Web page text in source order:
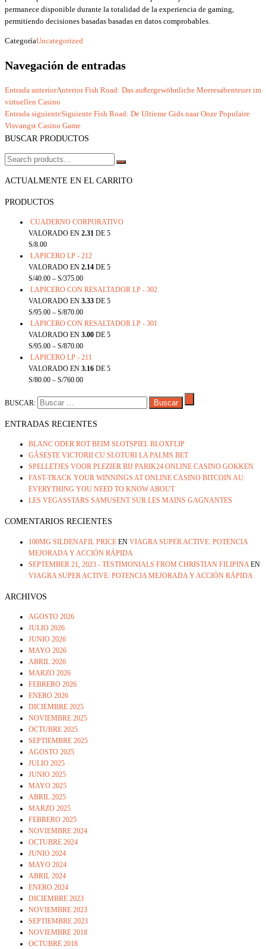
permanece disponible durante la totalidad de la experiencia de gaming,
permitiendo decisiones basadas basadas en datos comprobables.
CategoríaUncategorized
Navegación de entradas
Entrada anteriorAnterior Fish Road: Das außergewöhnliche Meeresabenteuer im
virtuellen Casino
Entrada siguienteSiguiente Fish Road: De Ultieme Gids naar Onze Populaire
Visvangst Casino Game
BUSCAR PRODUCTOS
ACTUALMENTE EN EL CARRITO
PRODUCTOS
CUADERNO CORPORATIVO
VALORADO EN 2.31 DE 5
S/8.00
LAPICERO LP - 212
VALORADO EN 2.14 DE 5
S/40.00 – S/375.00
LAPICERO CON RESALTADOR LP - 302
VALORADO EN 3.33 DE 5
S/95.00 – S/870.00
LAPICERO CON RESALTADOR LP - 301
VALORADO EN 3.00 DE 5
S/95.00 – S/870.00
LAPICERO LP - 211
VALORADO EN 3.16 DE 5
S/80.00 – S/760.00
BUSCAR:
ENTRADAS RECIENTES
BLANC ODER ROT BEIM SLOTSPIEL BLOXFLIP
GĂSEȘTE VICTORII CU SLOTURI LA PALMS BET
SPELLETJES VOOR PLEZIER BIJ PARIK24 ONLINE CASINO GOKKEN
FAST-TRACK YOUR WINNINGS AT ONLINE CASINO BITCOIN AU:
EVERYTHING YOU NEED TO KNOW ABOUT
LES VEGASSTARS SAMUSENT SUR LES MAINS GAGNANTES
COMENTARIOS RECIENTES
100MG SILDENAFIL PRICE EN VIAGRA SUPER ACTIVE: POTENCIA
MEJORADA Y ACCIÓN RÁPIDA
SEPTEMBER 21, 2023 - TESTIMONIALS FROM CHRISTIAN FILIPINA EN
VIAGRA SUPER ACTIVE: POTENCIA MEJORADA Y ACCIÓN RÁPIDA
ARCHIVOS
AGOSTO 2026
JULIO 2026
JUNIO 2026
MAYO 2026
ABRIL 2026
MARZO 2026
FEBRERO 2026
ENERO 2026
DICIEMBRE 2025
NOVIEMBRE 2025
OCTUBRE 2025
SEPTIEMBRE 2025
AGOSTO 2025
JULIO 2025
JUNIO 2025
MAYO 2025
ABRIL 2025
MARZO 2025
FEBRERO 2025
NOVIEMBRE 2024
OCTUBRE 2024
JUNIO 2024
MAYO 2024
ABRIL 2024
ENERO 2024
DICIEMBRE 2023
NOVIEMBRE 2023
SEPTIEMBRE 2023
NOVIEMBRE 2018
OCTUBRE 2018